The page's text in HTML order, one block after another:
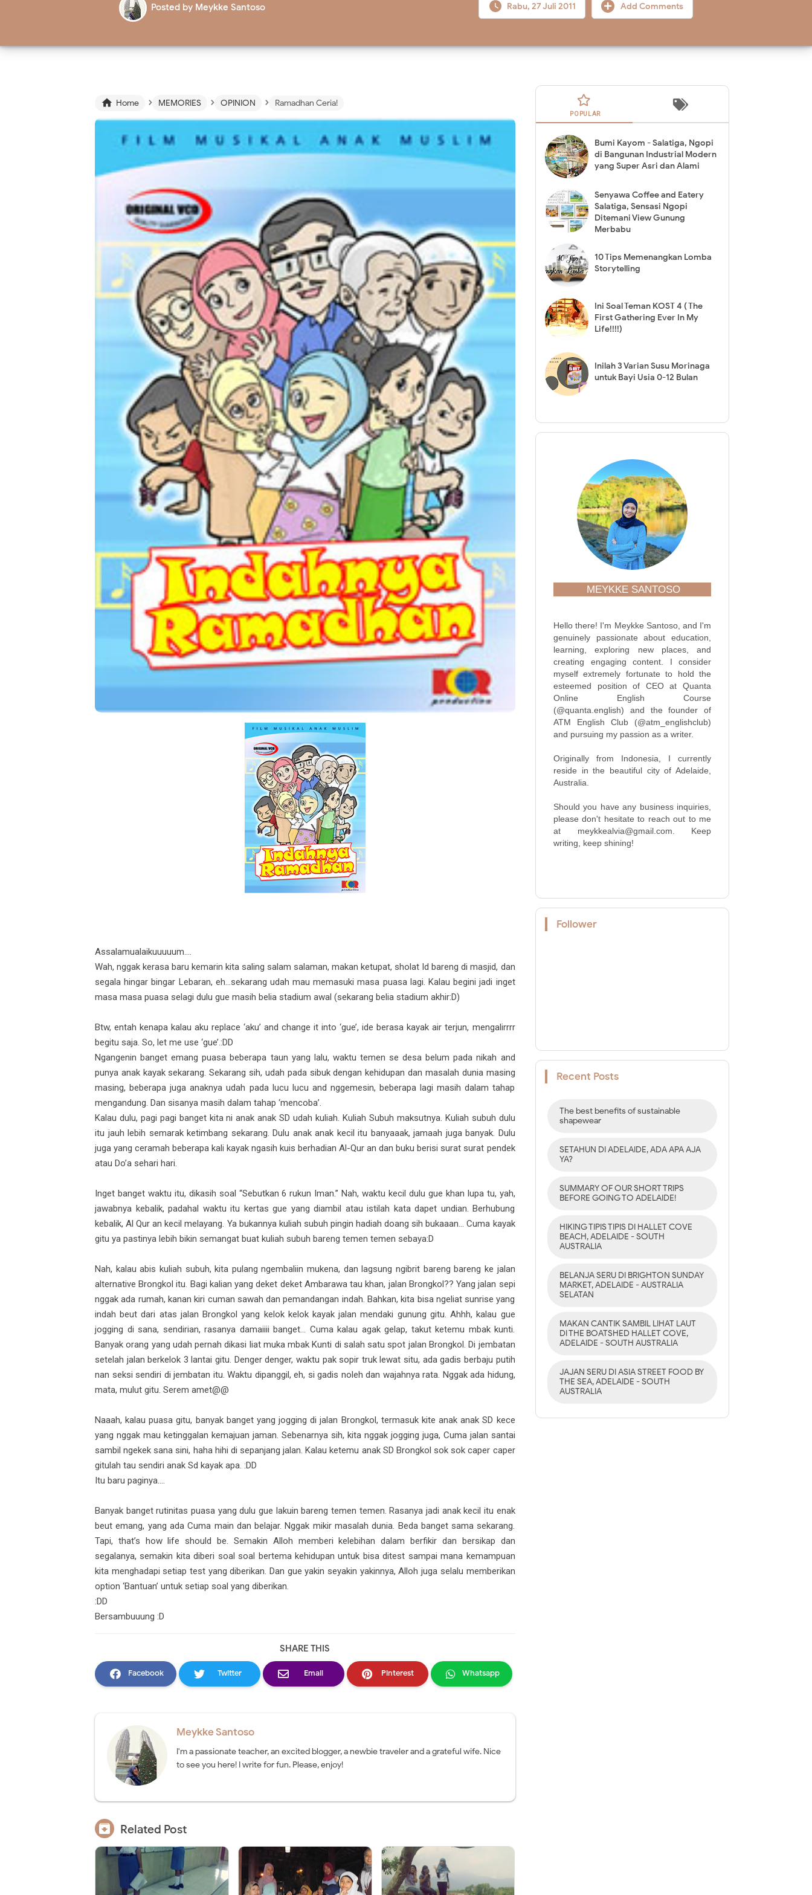
Posted by Meykke Santoso Add Comments
 Rabu, 27 Juli 2011
 Home › MEMORIES › OPINION › Ramadhan Ceria!
Assalamualaikuuuuum....
Wah, nggak kerasa baru kemarin kita saling salam salaman, makan ketupat, sholat Id bareng di masjid, dan
segala hingar bingar Lebaran, eh...sekarang udah mau memasuki masa puasa lagi. Kalau begini jadi inget
masa masa puasa selagi dulu gue masih belia stadium awal (sekarang belia stadium akhir:D)
Btw, entah kenapa kalau aku replace ‘aku’ and change it into ‘gue’, ide berasa kayak air terjun, mengalirrrr
begitu saja. So, let me use ‘gue’.:DD
Ngangenin banget emang puasa beberapa taun yang lalu, waktu temen se desa belum pada nikah and
punya anak kayak sekarang. Sekarang sih, udah pada sibuk dengan kehidupan dan masalah dunia masing
masing, beberapa juga anaknya udah pada lucu lucu and nggemesin, beberapa lagi masih dalam tahap
mengandung. Dan sisanya masih dalam tahap ‘mencoba’.
Kalau dulu, pagi pagi banget kita ni anak anak SD udah kuliah. Kuliah Subuh maksutnya. Kuliah subuh dulu
itu jauh lebih semarak ketimbang sekarang. Dulu anak anak kecil itu banyaaak, jamaah juga banyak. Dulu
juga yang ceramah beberapa kali kayak ngasih kuis berhadian Al-Qur an dan buku berisi surat surat pendek
atau Do’a sehari hari.
Inget banget waktu itu, dikasih soal “Sebutkan 6 rukun Iman.” Nah, waktu kecil dulu gue khan lupa tu, yah,
jawabnya kebalik, padahal waktu itu kertas gue yang diambil atau istilah kata dapet undian. Berhubung
kebalik, Al Qur an kecil melayang. Ya bukannya kuliah subuh pingin hadiah doang sih bukaaan... Cuma kayak
gitu ya pastinya lebih bikin semangat buat kuliah subuh bareng temen temen sebaya:D
Nah, kalau abis kuliah subuh, kita pulang ngembaliin mukena, dan lagsung ngibrit bareng bareng ke jalan
alternative Brongkol itu. Bagi kalian yang deket deket Ambarawa tau khan, jalan Brongkol?? Yang jalan sepi
nggak ada rumah, kanan kiri cuman sawah dan pemandangan indah. Bahkan, kita bisa ngeliat sunrise yang
indah beut dari atas jalan Brongkol yang kelok kelok kayak jalan mendaki gunung gitu. Ahhh, kalau gue
jogging di sana, sendirian, rasanya damaiiii banget... Cuma kalau agak gelap, takut ketemu mbak kunti.
Banyak orang yang udah pernah dikasi liat muka mbak Kunti di salah satu spot jalan Brongkol. Di jembatan
setelah jalan berkelok 3 lantai gitu. Denger denger, waktu pak sopir truk lewat situ, ada gadis berbaju putih
nan seksi sendiri di jembatan itu. Waktu dipanggil, eh, si gadis noleh dan wajahnya rata. Nggak ada hidung,
mata, mulut gitu. Serem amet@@
Naaah, kalau puasa gitu, banyak banget yang jogging di jalan Brongkol, termasuk kite anak anak SD kece
yang nggak mau ketinggalan kemajuan jaman. Sebenarnya sih, kita nggak jogging juga, Cuma jalan santai
sambil ngekek sana sini, haha hihi di sepanjang jalan. Kalau ketemu anak SD Brongkol sok sok caper caper
gitulah tau sendiri anak Sd kayak apa. :DD
Itu baru paginya....
Banyak banget rutinitas puasa yang dulu gue lakuin bareng temen temen. Rasanya jadi anak kecil itu enak
beut emang, yang ada Cuma main dan belajar. Nggak mikir masalah dunia. Beda banget sama sekarang.
Tapi, that’s how life should be. Semakin Alloh memberi kelebihan dalam berfikir dan bersikap dan
segalanya, semakin kita diberi soal soal bertema kehidupan untuk bisa ditest sampai mana kemampuan
kita menghadapi setiap test yang diberikan. Dan gue yakin seyakin yakinnya, Alloh juga selalu memberikan
option ‘Bantuan’ untuk setiap soal yang diberikan.
:DD
Bersambuuung :D
SHARE THIS
Facebook Twitter Email Pinterest Whatsapp
Meykke Santoso
I'm a passionate teacher, an excited blogger, a newbie traveler and a grateful wife. Nice
to see you here! I write for fun. Please, enjoy!
 Related Post
POPULAR
Bumi Kayom - Salatiga, Ngopi
di Bangunan Industrial Modern
yang Super Asri dan Alami
Senyawa Coffee and Eatery
Salatiga, Sensasi Ngopi
Ditemani View Gunung
Merbabu
10 Tips Memenangkan Lomba
Storytelling
Ini Soal Teman KOST 4 ( The
First Gathering Ever In My
Life!!!!)
Inilah 3 Varian Susu Morinaga
untuk Bayi Usia 0-12 Bulan
MEYKKE SANTOSO
Hello there! I'm Meykke Santoso, and I'm
genuinely passionate about education,
learning, exploring new places, and
creating engaging content. I consider
myself extremely fortunate to hold the
esteemed position of CEO at Quanta
Online English Course
(@quanta.english) and the founder of
ATM English Club (@atm_englishclub)
and pursuing my passion as a writer.
Originally from Indonesia, I currently
reside in the beautiful city of Adelaide,
Australia.
Should you have any business inquiries,
please don't hesitate to reach out to me
at meykkealvia@gmail.com. Keep
writing, keep shining!
Follower
Recent Posts
The best benefits of sustainable
shapewear
SETAHUN DI ADELAIDE, ADA APA AJA
YA?
SUMMARY OF OUR SHORT TRIPS
BEFORE GOING TO ADELAIDE!
HIKING TIPIS TIPIS DI HALLET COVE
BEACH, ADELAIDE - SOUTH
AUSTRALIA
BELANJA SERU DI BRIGHTON SUNDAY
MARKET, ADELAIDE - AUSTRALIA
SELATAN
MAKAN CANTIK SAMBIL LIHAT LAUT
DI THE BOATSHED HALLET COVE,
ADELAIDE - SOUTH AUSTRALIA
JAJAN SERU DI ASIA STREET FOOD BY
THE SEA, ADELAIDE - SOUTH
AUSTRALIA